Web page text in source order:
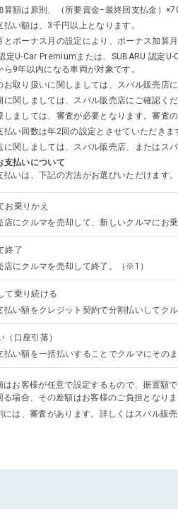
算額は原則、（所要資金−最終回支払金）
払い額は、3千円以上となります。
とボーナス月の設定により、ボーナス加算
定U-Car Premiumまたは、SUBARU 認定
ら9年以内になる車両が対象です。
お取り扱いに関しましては、スバル販売店
に関しましては、スバル販売店にご確認く
しましては、審査が必要となります。審査
払い回数は年2回の設定とさせていただきま
に関しましては、スバル販売店、またはス
支払いについて
払いは、下記の方法がお選びいただけます。
お乗りかえ
店にクルマを売却して、新しいクルマにお
終了
店にクルマを売却して終了。（※1）
て乗り続ける
払い額をクレジット契約で分割払いしてク
（口座引落）
払い額を一括払いすることでクルマにその
はお客様が任意で設定するもので、据置額
る場合、その差額はお客様のご負担となり
には、審査があります。詳しくはスバル販